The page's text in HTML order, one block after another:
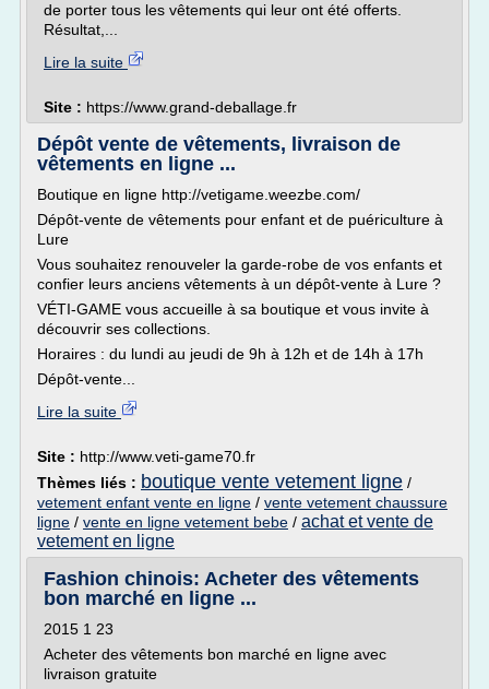
de porter tous les vêtements qui leur ont été offerts.
Résultat,...
Lire la suite
Site : https://www.grand-deballage.fr
Dépôt vente de vêtements, livraison de
vêtements en ligne ...
Boutique en ligne http://vetigame.weezbe.com/
Dépôt-vente de vêtements pour enfant et de puériculture à
Lure
Vous souhaitez renouveler la garde-robe de vos enfants et
confier leurs anciens vêtements à un dépôt-vente à Lure ?
VÉTI-GAME vous accueille à sa boutique et vous invite à
découvrir ses collections.
Horaires : du lundi au jeudi de 9h à 12h et de 14h à 17h
Dépôt-vente...
Lire la suite
Site : http://www.veti-game70.fr
Thèmes liés : boutique vente vetement ligne /
vetement enfant vente en ligne / vente vetement chaussure
ligne / vente en ligne vetement bebe / achat et vente de
vetement en ligne
Fashion chinois: Acheter des vêtements
bon marché en ligne ...
2015 1 23
Acheter des vêtements bon marché en ligne avec
livraison gratuite